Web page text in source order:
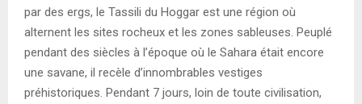
par des ergs, le Tassili du Hoggar est une région où
alternent les sites rocheux et les zones sableuses. Peuplé
pendant des siècles à l’époque où le Sahara était encore
une savane, il recèle d’innombrables vestiges
préhistoriques. Pendant 7 jours, loin de toute civilisation,